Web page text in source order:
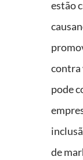
estão
contra
pode
de